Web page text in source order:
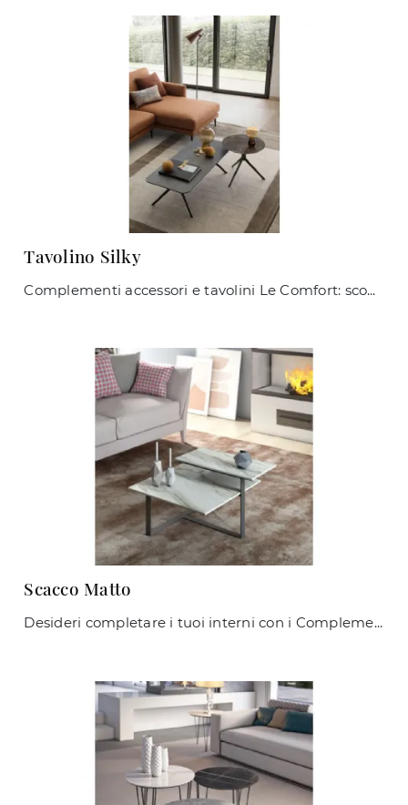
Tavolino Silky
Complementi accessori e tavolini Le Comfort: scopri come arricchire i tuoi spazi moderni con il modello Tavolino Silky.
Scacco Matto
Desideri completare i tuoi interni con i Complementi Maconi? Ti presentiamo diversi modelli di tavolini in gres come Scacco Matto.